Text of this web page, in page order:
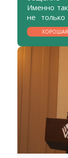
Именно
не
ХОРОШАЯ
НОВОСТЬ